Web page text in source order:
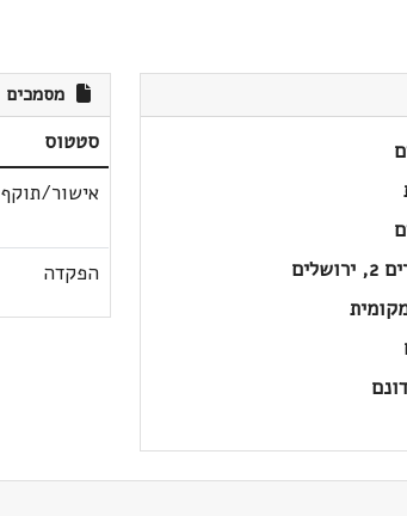
מסמכים
סטטוס
אישור/תוקף
הפקדה